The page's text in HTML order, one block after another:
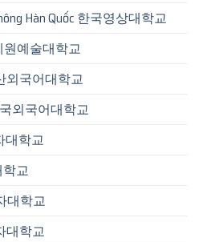
Hàn Quốc 한국영상대학교
원예술대학교
외국어대학교
국외국어대학교
대학교
학교
대학교
대학교